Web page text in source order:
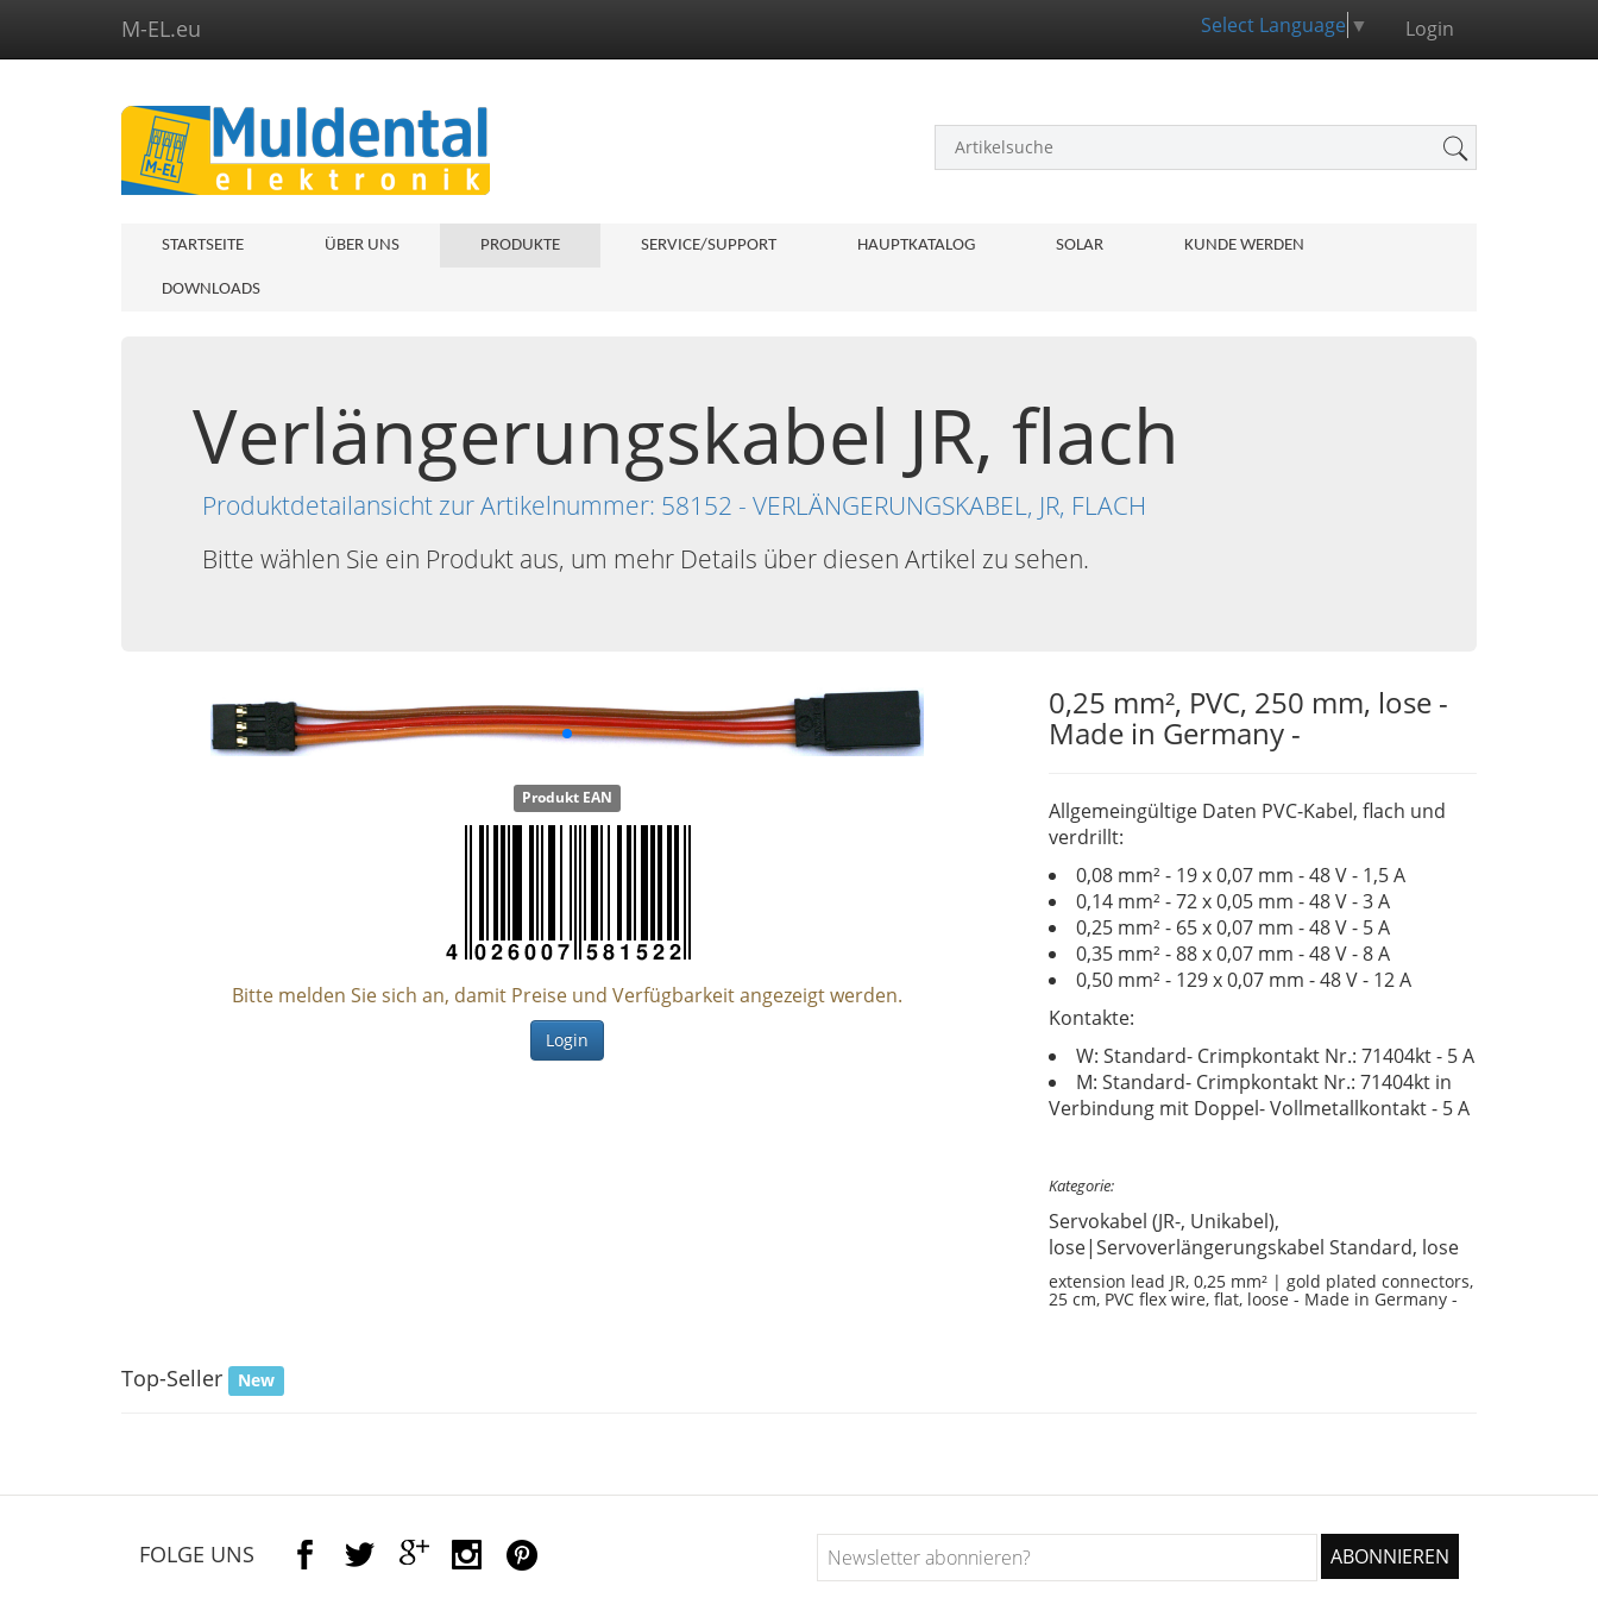
M-EL.eu Select Language ▼ Login
STARTSEITE ÜBER UNS PRODUKTE SERVICE/SUPPORT HAUPTKATALOG SOLAR KUNDE WERDEN
DOWNLOADS
Verlängerungskabel JR, flach
Produktdetailansicht zur Artikelnummer: 58152 - VERLÄNGERUNGSKABEL, JR, FLACH
Bitte wählen Sie ein Produkt aus, um mehr Details über diesen Artikel zu sehen.
Produkt EAN
Bitte melden Sie sich an, damit Preise und Verfügbarkeit angezeigt werden.
Login
0,25 mm², PVC, 250 mm, lose -
Made in Germany -
Allgemeingültige Daten PVC-Kabel, flach und
verdrillt:
0,08 mm² - 19 x 0,07 mm - 48 V - 1,5 A
0,14 mm² - 72 x 0,05 mm - 48 V - 3 A
0,25 mm² - 65 x 0,07 mm - 48 V - 5 A
0,35 mm² - 88 x 0,07 mm - 48 V - 8 A
0,50 mm² - 129 x 0,07 mm - 48 V - 12 A
Kontakte:
W: Standard- Crimpkontakt Nr.: 71404kt - 5 A
M: Standard- Crimpkontakt Nr.: 71404kt in
Verbindung mit Doppel- Vollmetallkontakt - 5 A
Kategorie:
Servokabel (JR-, Unikabel),
lose|Servoverlängerungskabel Standard, lose
extension lead JR, 0,25 mm² | gold plated connectors,
25 cm, PVC flex wire, flat, loose - Made in Germany -
Top-Seller New
FOLGE UNS